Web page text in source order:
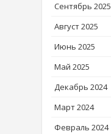
Сентябрь 2025
Август 2025
Июнь 2025
Май 2025
Декабрь 2024
Март 2024
Февраль 2024